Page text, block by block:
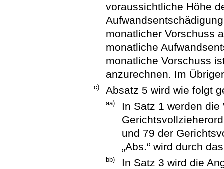
voraussichtliche Höhe
monatlicher Vorschuss
monatliche
monatliche Vorschuss
anzurechnen. Im
c) Absatz 5 wird wie folgt
aa)
In Satz 1 werden die
und 79 der
„Abs.“ wird durch
bb)
In Satz 3 wird die